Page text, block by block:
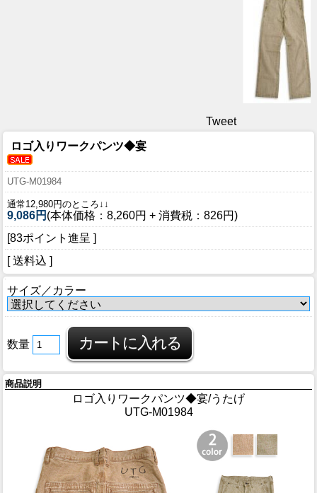
Tweet
ロゴ入りワークパンツ◆宴
UTG-M01984
通常12,980円のところ↓↓
9,086円 (本体価格：8,260円 + 消費税：826円)
[83ポイント進呈 ]
[ 送料込 ]
サイズ／カラー
数量
商品説明
ロゴ入りワークパンツ◆宴/うたげ
UTG-M01984